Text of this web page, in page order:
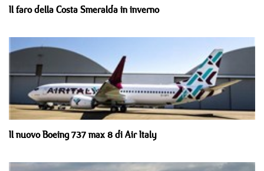
Il faro della Costa Smeralda in inverno
Il nuovo Boeing 737 max 8 di Air Italy